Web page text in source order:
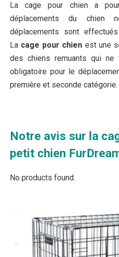
La cage pour chien a
déplacements du chien
déplacements sont
La cage pour chien est une
des chiens remuants qui
obligatoire pour le
première et seconde catégorie.
Notre avis sur la
petit chien
No products found.